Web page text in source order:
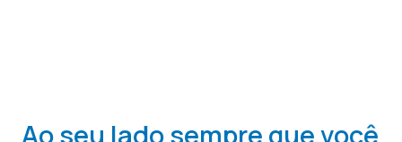
Ao seu lado sempre que você